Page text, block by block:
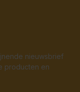
nieuwsbrief
producten en